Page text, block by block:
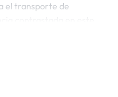
el transporte de
contrastada en este
que requiere el